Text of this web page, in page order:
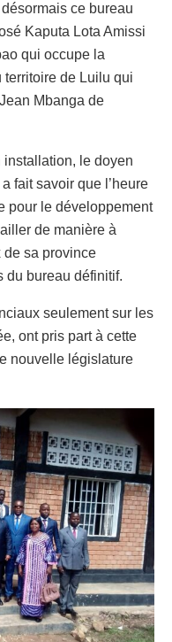
ce bureau
Kaputa Lota Amissi
qui occupe la
de Luilu qui
Mbanga de
installation, le doyen
fait savoir que l’heure
pour le développement
de manière à
sa province
du bureau définitif.
seulement sur les
ont pris part à cette
nouvelle législature